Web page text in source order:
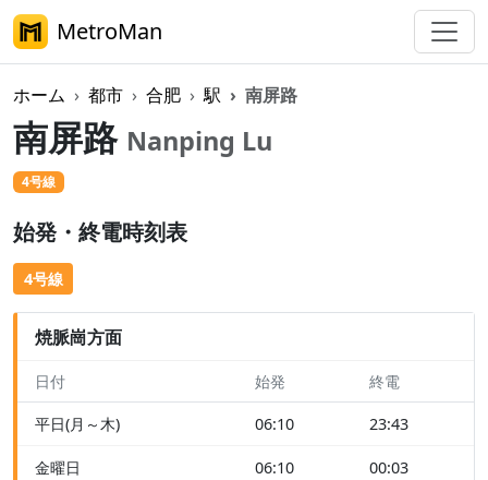
MetroMan
ホーム 都市 合肥 駅 南屏路
南屏路 Nanping Lu
4号線
始発・終電時刻表
4号線
焼脈崗方面
日付 始発 終電
平日(月～木) 06:10 23:43
金曜日 06:10 00:03